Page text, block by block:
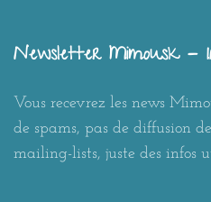
Newsletter Mimousk -
Vous recevrez les news
de spams, pas de diffusion
mailing-lists, juste des infos